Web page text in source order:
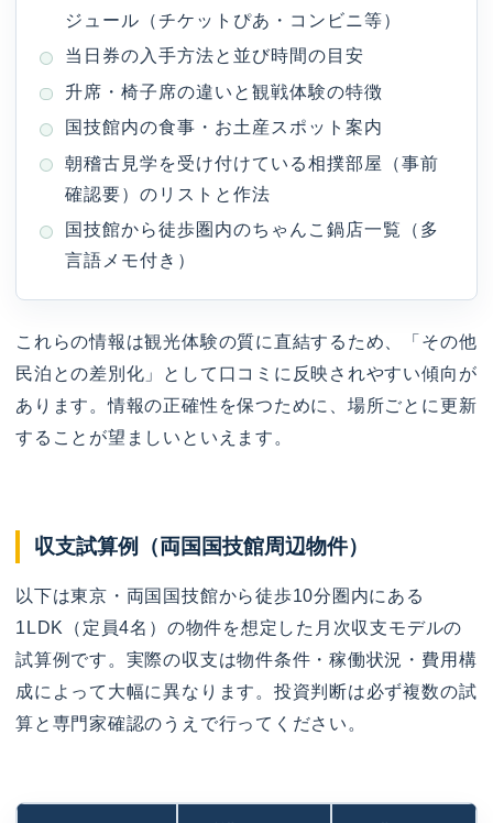
ジュール（チケットぴあ・コンビニ等）
当日券の入手方法と並び時間の目安
升席・椅子席の違いと観戦体験の特徴
国技館内の食事・お土産スポット案内
朝稽古見学を受け付けている相撲部屋（事前
確認要）のリストと作法
国技館から徒歩圏内のちゃんこ鍋店一覧（多
言語メモ付き）
これらの情報は観光体験の質に直結するため、「その他
民泊との差別化」として口コミに反映されやすい傾向が
あります。情報の正確性を保つために、場所ごとに更新
することが望ましいといえます。
収支試算例（両国国技館周辺物件）
以下は東京・両国国技館から徒歩10分圏内にある
1LDK（定員4名）の物件を想定した月次収支モデルの
試算例です。実際の収支は物件条件・稼働状況・費用構
成によって大幅に異なります。投資判断は必ず複数の試
算と専門家確認のうえで行ってください。